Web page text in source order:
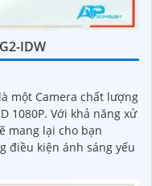
IDW
một Camera chất lượng
năng xử
mang lại cho bạn
điều kiện ánh sáng yếu